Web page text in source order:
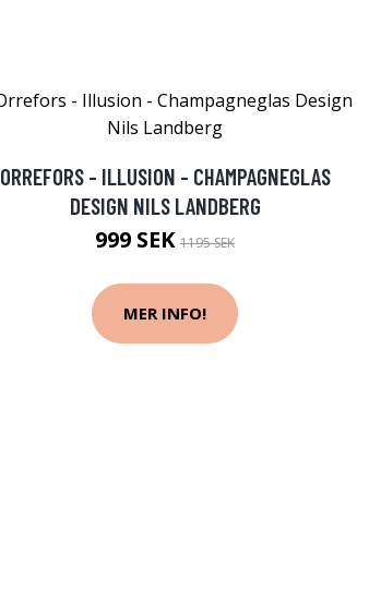
ORREFORS - ILLUSION - CHAMPAGNEGLAS
DESIGN NILS LANDBERG
999 SEK 1195 SEK
MER INFO!